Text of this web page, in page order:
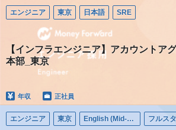
エンジニア 東京 日本語 SRE
【インフラエンジニア】アカウントア
本部_東京
年収 正社員
エンジニア 東京 English (Mid-career)